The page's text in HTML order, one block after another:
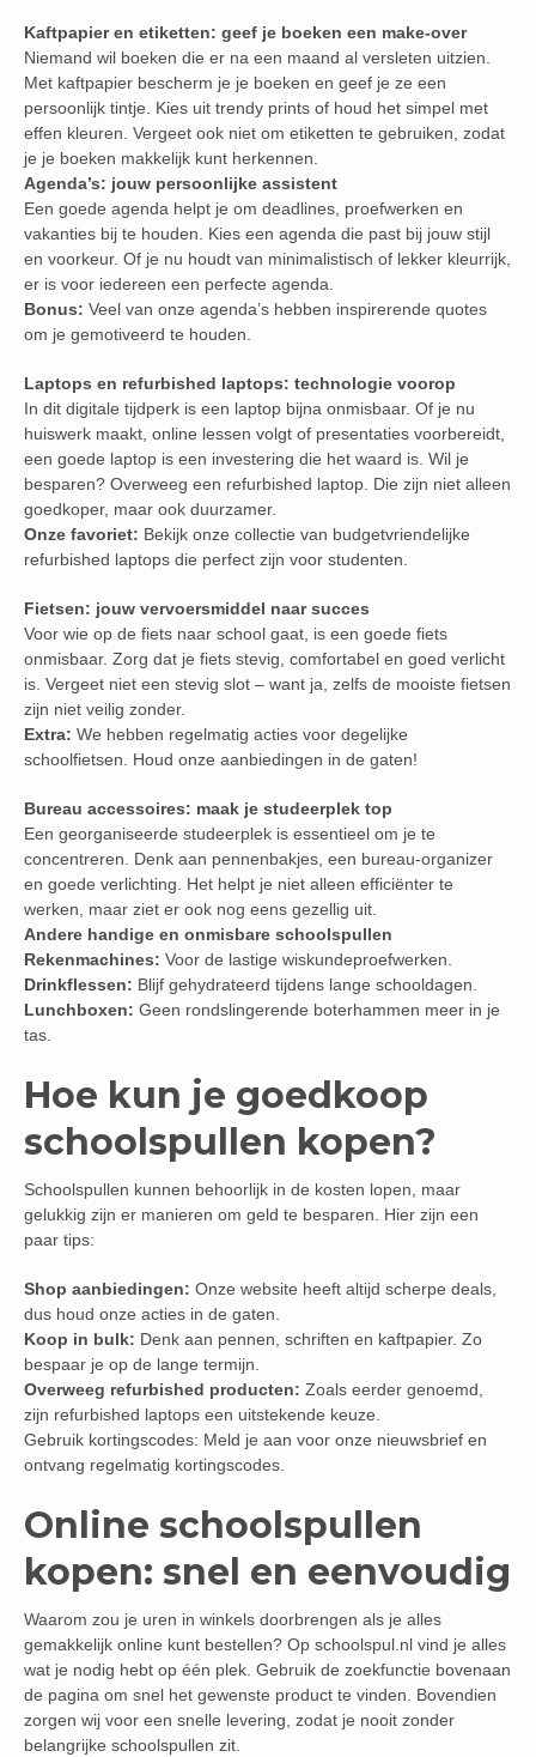
Kaftpapier en etiketten: geef je boeken een make-over
Niemand wil boeken die er na een maand al versleten uitzien.
Met kaftpapier bescherm je je boeken en geef je ze een
persoonlijk tintje. Kies uit trendy prints of houd het simpel met
effen kleuren. Vergeet ook niet om etiketten te gebruiken, zodat
je je boeken makkelijk kunt herkennen.
Agenda’s: jouw persoonlijke assistent
Een goede agenda helpt je om deadlines, proefwerken en
vakanties bij te houden. Kies een agenda die past bij jouw stijl
en voorkeur. Of je nu houdt van minimalistisch of lekker kleurrijk,
er is voor iedereen een perfecte agenda.
Bonus: Veel van onze agenda’s hebben inspirerende quotes
om je gemotiveerd te houden.
Laptops en refurbished laptops: technologie voorop
In dit digitale tijdperk is een laptop bijna onmisbaar. Of je nu
huiswerk maakt, online lessen volgt of presentaties voorbereidt,
een goede laptop is een investering die het waard is. Wil je
besparen? Overweeg een refurbished laptop. Die zijn niet alleen
goedkoper, maar ook duurzamer.
Onze favoriet: Bekijk onze collectie van budgetvriendelijke
refurbished laptops die perfect zijn voor studenten.
Fietsen: jouw vervoersmiddel naar succes
Voor wie op de fiets naar school gaat, is een goede fiets
onmisbaar. Zorg dat je fiets stevig, comfortabel en goed verlicht
is. Vergeet niet een stevig slot – want ja, zelfs de mooiste fietsen
zijn niet veilig zonder.
Extra: We hebben regelmatig acties voor degelijke
schoolfietsen. Houd onze aanbiedingen in de gaten!
Bureau accessoires: maak je studeerplek top
Een georganiseerde studeerplek is essentieel om je te
concentreren. Denk aan pennenbakjes, een bureau-organizer
en goede verlichting. Het helpt je niet alleen efficiënter te
werken, maar ziet er ook nog eens gezellig uit.
Andere handige en onmisbare schoolspullen
Rekenmachines: Voor de lastige wiskundeproefwerken.
Drinkflessen: Blijf gehydrateerd tijdens lange schooldagen.
Lunchboxen: Geen rondslingerende boterhammen meer in je
tas.
Hoe kun je goedkoop
schoolspullen kopen?
Schoolspullen kunnen behoorlijk in de kosten lopen, maar
gelukkig zijn er manieren om geld te besparen. Hier zijn een
paar tips:
Shop aanbiedingen: Onze website heeft altijd scherpe deals,
dus houd onze acties in de gaten.
Koop in bulk: Denk aan pennen, schriften en kaftpapier. Zo
bespaar je op de lange termijn.
Overweeg refurbished producten: Zoals eerder genoemd,
zijn refurbished laptops een uitstekende keuze.
Gebruik kortingscodes: Meld je aan voor onze nieuwsbrief en
ontvang regelmatig kortingscodes.
Online schoolspullen
kopen: snel en eenvoudig
Waarom zou je uren in winkels doorbrengen als je alles
gemakkelijk online kunt bestellen? Op schoolspul.nl vind je alles
wat je nodig hebt op één plek. Gebruik de zoekfunctie bovenaan
de pagina om snel het gewenste product te vinden. Bovendien
zorgen wij voor een snelle levering, zodat je nooit zonder
belangrijke schoolspullen zit.